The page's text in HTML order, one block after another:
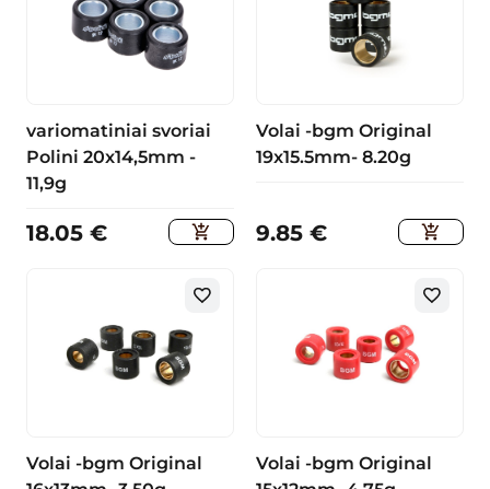
variomatiniai svoriai
Polini 20x14,5mm -
11,9g
18.05 €
Volai -bgm Original
19x15.5mm- 8.20g
9.85 €
Volai -bgm Original
Volai -bgm Original